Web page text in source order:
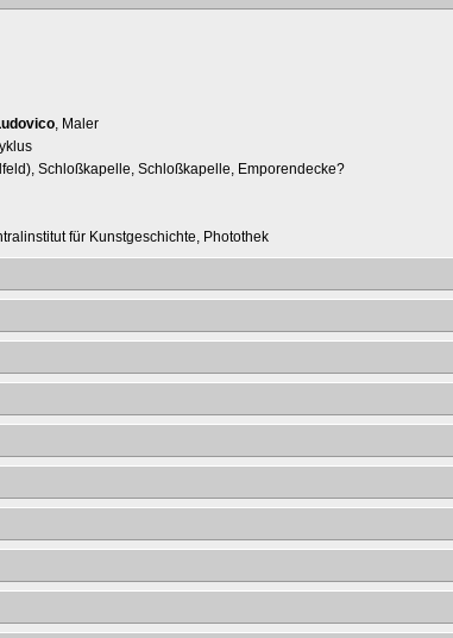
, Maler
Schloßkapelle, Schloßkapelle, Emporendecke?
für Kunstgeschichte, Photothek